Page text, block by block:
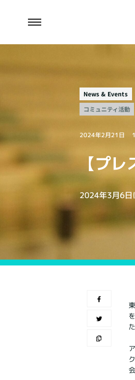
News & Events
コミュニティ活動
2024年2月21日
【プレ
2024年3月6日